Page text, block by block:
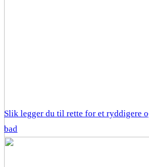
Slik legger du til rette for et ryddigere
bad